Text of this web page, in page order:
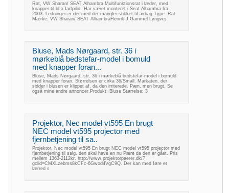
Rat, VW Sharan/ SEAT Alhambra Multifunktionsrat i læder, med
knapper til bl.a fartpilot. Har været monteret i Seat Alhambra fra
2003. Ledninger er der med der mangler stikket til airbag.Type: Rat
Mærke: VW Sharan/ SEAT AlhambraHenrik J.Gammel Lyngvej
Bluse, Mads Nørgaard, str. 36 i
mørkeblå bedstefar-model i bomuld
med knapper foran...
Bluse, Mads Nørgaard, str. 36 i mørkeblå bedstefar-model i bomuld
med knapper foran. Størrelsen er cirka 36/Small. Markaten, der
sidder i blusen er klippet af, da den irriterede. Pæn, men brugt. Se
også mine andre annoncer.Produkt: Bluse Størrelse: 3
Projektor, Nec model vt595 En brugt
NEC model vt595 projector med
fjernbetjening til sa..
Projektor, Nec model vt595 En brugt NEC model vt595 projector med
fjernbetjening til salg, den skal have en nu Pære da den er gået. Pris
mellem 1363-2112kr. http://www.projektorpaerer.dk/?
gclid=CMXLzebms8kCFc-6Gwod4VgC9Q. Der kan med føre et
lærred s